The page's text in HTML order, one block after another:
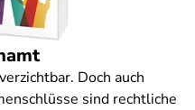
Doch auch
sind rechtliche